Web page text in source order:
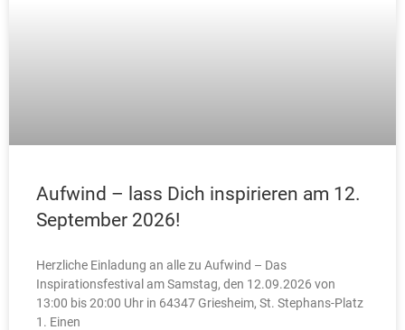
Aufwind – lass Dich inspirieren am 12.
September 2026!
Herzliche Einladung an alle zu Aufwind – Das
Inspirationsfestival am Samstag, den 12.09.2026 von
13:00 bis 20:00 Uhr in 64347 Griesheim, St. Stephans-Platz
1. Einen